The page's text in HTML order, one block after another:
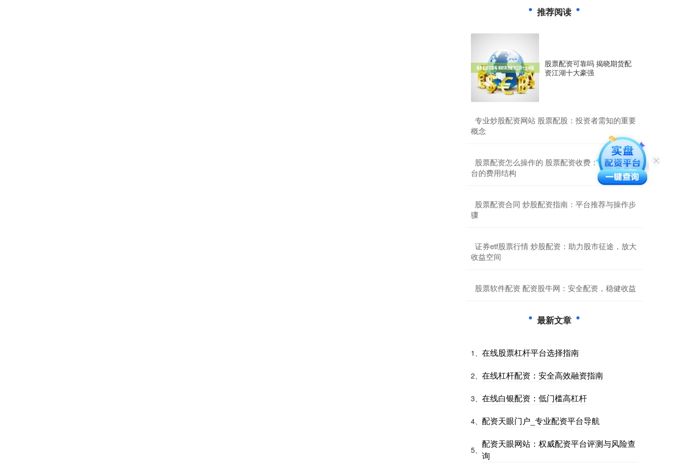
推荐阅读
股票配资可靠吗 揭晓期货配
资江湖十大豪强
​专业炒股配资网站 股票配股：投资者需知的重要
概念
​股票配资怎么操作的 股票配资收费：了解不同平
台的费用结构
​股票配资合同 炒股配资指南：平台推荐与操作步
骤
​证券etf股票行情 炒股配资：助力股市征途，放大
收益空间
​股票软件配资 配资股牛网：安全配资，稳健收益
最新文章
1、 在线股票杠杆平台选择指南
2、 在线杠杆配资：安全高效融资指南
3、 在线白银配资：低门槛高杠杆
4、 配资天眼门户_专业配资平台导航
5、
配资天眼网站：权威配资平台评测与风险查
询